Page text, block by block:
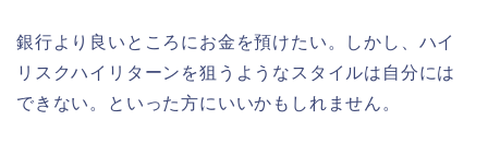
銀行より良いところにお金を預けたい。しかし、ハイ
リスクハイリターンを狙うようなスタイルは自分には
できない。といった方にいいかもしれません。